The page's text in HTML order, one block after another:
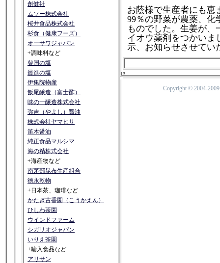
創健社
ムソー株式会社
桜井食品株式会社
杉食（健康フーズ）
オーサワジャパン
+調味料など
粟国の塩
最進の塩
伊集院物産
飯尾醸造（富士酢）
味の一醸造株式会社
弥吉（やよし）醤油
株式会社ヤマヒサ
笛木醤油
純正食品マルシマ
海の精株式会社
+海産物など
南茅部昆布生産組合
徳永乾物
+日本茶、珈琲など
かたぎ古香園（こうかえん）
ひしわ茶園
ウインドファーム
シガリオジャパン
いりえ茶園
+輸入食品など
アリサン
お蔭様で生産者にも恵
99％の野菜が農薬、化
ものでした。生姜が
イオウ薬剤をつかいま
示、お知らせさせてい
Copyright © 2004-